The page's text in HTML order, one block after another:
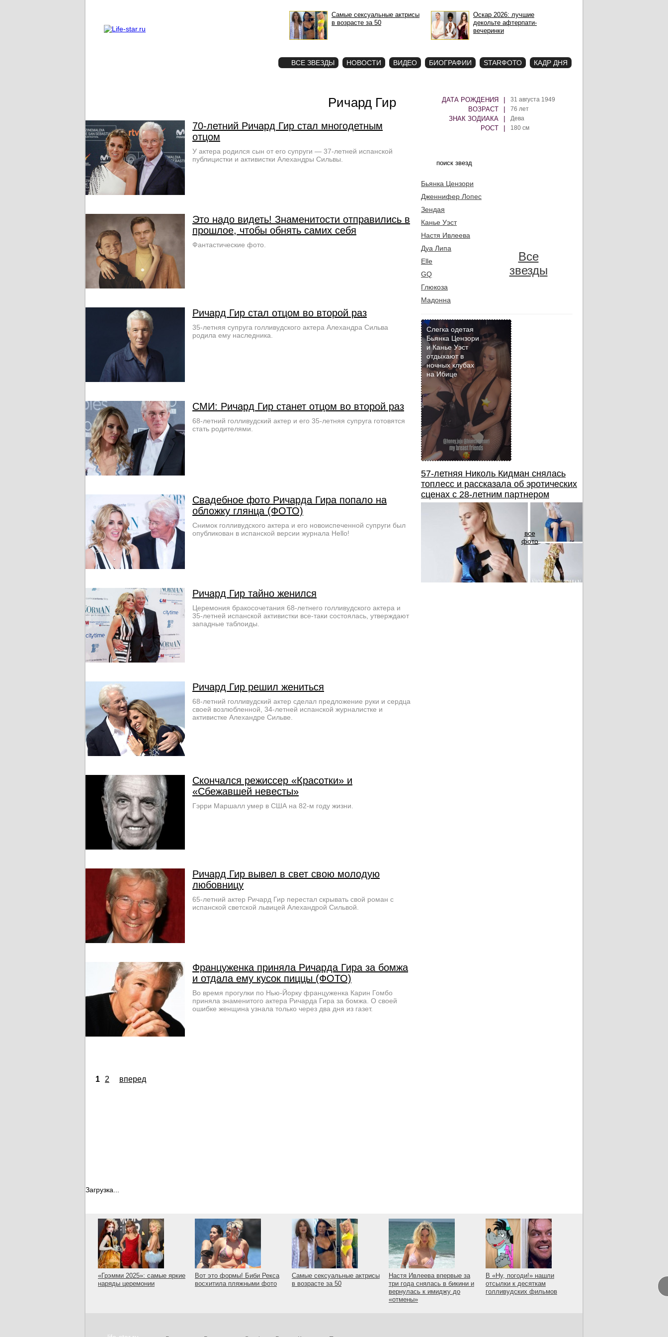
Самые сексуальные актрисы
в возрасте за 50
Оскар 2026: лучшие
декольте афтерпати-
вечеринки
ВСЕ ЗВЕЗДЫ НОВОСТИ ВИДЕО БИОГРАФИИ STARФОТО КАДР ДНЯ
Ричард Гир
70-летний Ричард Гир стал многодетным
отцом
У актера родился сын от его супруги — 37-летней испанской
публицистки и активистки Алехандры Сильвы.
Это надо видеть! Знаменитости отправились в
прошлое, чтобы обнять самих себя
Фантастические фото.
Ричард Гир стал отцом во второй раз
35-летняя супруга голливудского актера Алехандра Сильва
родила ему наследника.
СМИ: Ричард Гир станет отцом во второй раз
68-летний голливудский актер и его 35-летняя супруга готовятся
стать родителями.
Свадебное фото Ричарда Гира попало на
обложку глянца (ФОТО)
Снимок голливудского актера и его новоиспеченной супруги был
опубликован в испанской версии журнала Hello!
Ричард Гир тайно женился
Церемония бракосочетания 68-летнего голливудского актера и
35-летней испанской активистки все-таки состоялась, утверждают
западные таблоиды.
Ричард Гир решил жениться
68-летний голливудский актер сделал предложение руки и сердца
своей возлюбленной, 34-летней испанской журналистке и
активистке Алехандре Сильве.
Скончался режиссер «Красотки» и
«Сбежавшей невесты»
Гэрри Маршалл умер в США на 82-м году жизни.
Ричард Гир вывел в свет свою молодую
любовницу
65-летний актер Ричард Гир перестал скрывать свой роман с
испанской светской львицей Алехандрой Сильвой.
Француженка приняла Ричарда Гира за бомжа
и отдала ему кусок пиццы (ФОТО)
Во время прогулки по Нью-Йорку француженка Карин Гомбо
приняла знаменитого актера Ричарда Гира за бомжа. О своей
ошибке женщина узнала только через два дня из газет.
1 2 вперед
Загрузка...
ДАТА РОЖДЕНИЯ | 31 августа 1949
ВОЗРАСТ | 76 лет
ЗНАК ЗОДИАКА | Дева
РОСТ | 180 см
Бьянка Цензори
Дженнифер Лопес
Зендая
Канье Уэст
Настя Ивлеева
Дуа Липа
Elle
GQ
Глюкоза
Мадонна
Все
звезды
Слегка одетая
Бьянка Цензори
и Канье Уэст
отдыхают в
ночных клубах
на Ибице
57-летняя Николь Кидман снялась
топлесс и рассказала об эротических
сценах с 28-летним партнером
все
фото
«Грэмми 2025»: самые яркие
наряды церемонии
Вот это формы! Биби Рекса
восхитила пляжными фото
Самые сексуальные актрисы
в возрасте за 50
Настя Ивлеева впервые за
три года снялась в бикини и
вернулась к имиджу до
«отмены»
В «Ну, погоди!» нашли
отсылки к десяткам
голливудских фильмов